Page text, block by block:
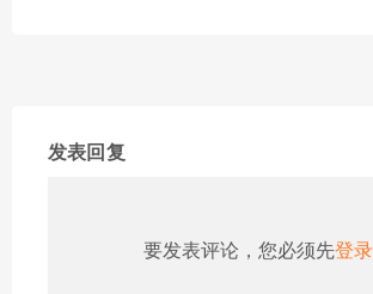
发表回复
要发表评论，您必须先登录